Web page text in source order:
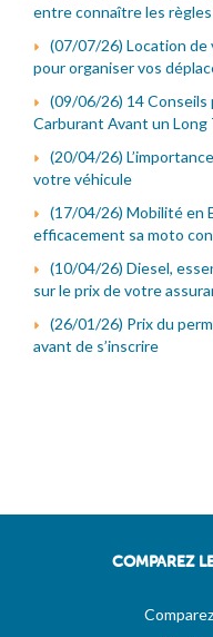
entre connaître les
(07/07/26) Location de
pour organiser vos
(09/06/26) 14
Carburant Avant un Long
(20/04/26)
votre véhicule
(17/04/26) Mobilité en
efficacement sa moto
(10/04/26) Diesel,
sur le prix de votre
(26/01/26) Prix du
avant de s’inscrire
COMPAREZ